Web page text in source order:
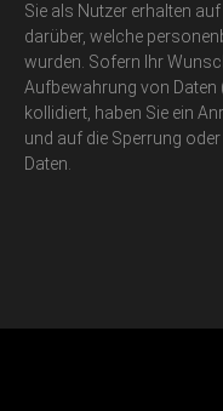
Sie als Nutzer erhalten
darüber, welche
wurden. Sofern Ihr
Aufbewahrung von
kollidiert, haben Sie ein
und auf die Sperrung
Daten.